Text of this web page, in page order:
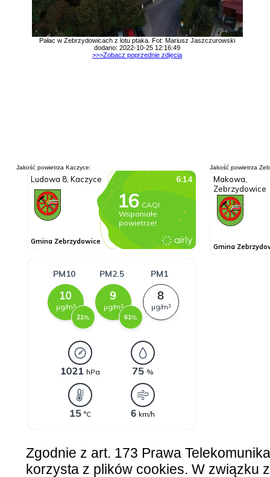
Pałac w Zebrzydowicach z lotu ptaka. Fot: Mariusz Jaszczurowski
dodano: 2022-10-25 12:16:49
>>>Zobacz poprzednie zdjęcia
Jakość powietrza Kaczyce: Jakość powietrza
Zgodnie z art. 173 Prawa
korzysta z plików cookies. W związku